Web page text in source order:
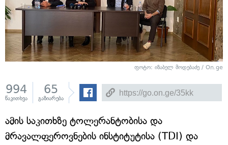
ფოტო: იზაბელ მოდებაძე / On.ge
994
წაკითხვა
65
გაზიარება
ამის საკითხზე ტოლერანტობისა და
მრავალფეროვნების ინსტიტუტისა (TDI) და